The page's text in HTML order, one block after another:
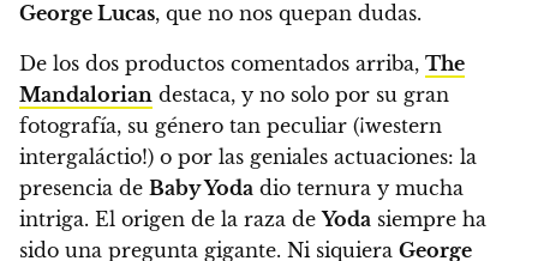
George Lucas, que no nos quepan dudas.
De los dos productos comentados arriba, The
Mandalorian destaca, y no solo por su gran
fotografía, su género tan peculiar (¡western
intergaláctio!) o por las geniales actuaciones: la
presencia de Baby Yoda dio ternura y mucha
intriga. El origen de la raza deYoda siempre ha
sido una pregunta gigante. Ni siquiera George